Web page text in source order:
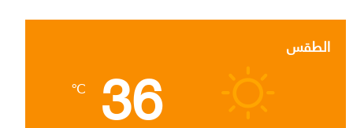
ب
و
ق
ر
الطقس 36
℃